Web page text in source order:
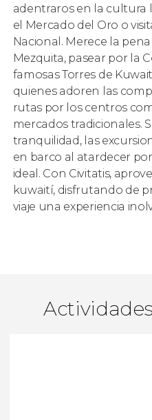
adentraros en la cultura
el Mercado del Oro o
Nacional. Merece la
Mezquita, pasear por la
famosas Torres de
quienes adoren las
rutas por los centros
mercados tradicionales.
tranquilidad, las
en barco al atardecer
ideal. Con Civitatis,
kuwaití, disfrutando de
viaje una experiencia